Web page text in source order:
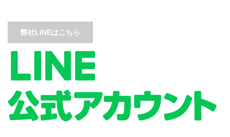
弊社LINEはこちら